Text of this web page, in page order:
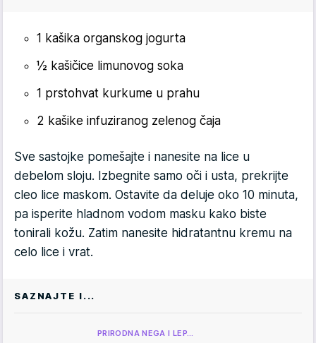
1 kašika organskog jogurta
½ kašičice limunovog soka
1 prstohvat kurkume u prahu
2 kašike infuziranog zelenog čaja
Sve sastojke pomešajte i nanesite na lice u
debelom sloju. Izbegnite samo oči i usta, prekrijte
cleo lice maskom. Ostavite da deluje oko 10 minuta,
pa isperite hladnom vodom masku kako biste
tonirali kožu. Zatim nanesite hidratantnu kremu na
celo lice i vrat.
SAZNAJTE I...
PRIRODNA NEGA I LEP…